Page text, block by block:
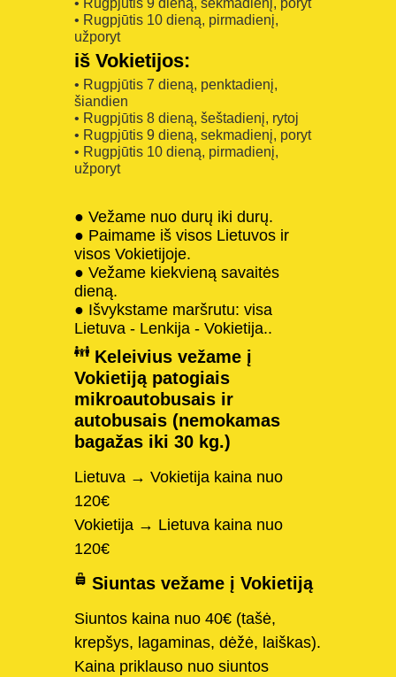
• Rugpjūtis 10 dieną, pirmadienį,
užporyt
iš Vokietijos:
• Rugpjūtis 7 dieną, penktadienį,
šiandien
• Rugpjūtis 8 dieną, šeštadienį, rytoj
• Rugpjūtis 9 dieną, sekmadienį, poryt
• Rugpjūtis 10 dieną, pirmadienį,
užporyt
● Vežame nuo durų iki durų.
● Paimame iš visos Lietuvos ir
visos Vokietijoje.
● Vežame kiekvieną savaitės
dieną.
● Išvykstame maršrutu: visa
Lietuva - Lenkija - Vokietija..
Keleivius vežame į
Vokietiją patogiais
mikroautobusais ir
autobusais (nemokamas
bagažas iki 30 kg.)
Lietuva → Vokietija kaina nuo
120€
Vokietija → Lietuva kaina nuo
120€
Siuntas vežame į Vokietiją
Siuntos kaina nuo 40€ (tašė,
krepšys, lagaminas, dėžė, laiškas).
Kaina priklauso nuo siuntos